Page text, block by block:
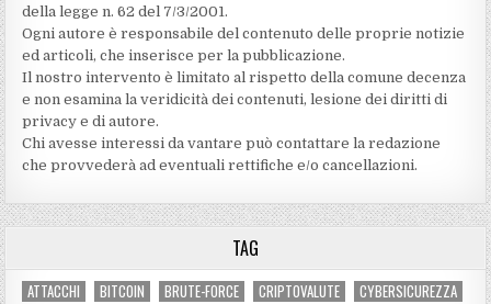
della legge n. 62 del 7/3/2001.
Ogni autore è responsabile del contenuto delle proprie notizie
ed articoli, che inserisce per la pubblicazione.
Il nostro intervento è limitato al rispetto della comune decenza
e non esamina la veridicità dei contenuti‚ lesione dei diritti di
privacy e di autore.
Chi avesse interessi da vantare può contattare la redazione
che provvederà ad eventuali rettifiche e/o cancellazioni.
TAG
ATTACCHI BITCOIN BRUTE-FORCE CRIPTOVALUTE
CYBERSICUREZZA